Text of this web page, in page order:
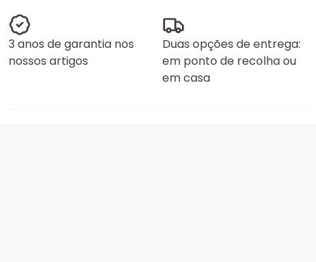
3 anos de garantia nos
nossos artigos
Duas opções de entrega:
em ponto de recolha ou
em casa